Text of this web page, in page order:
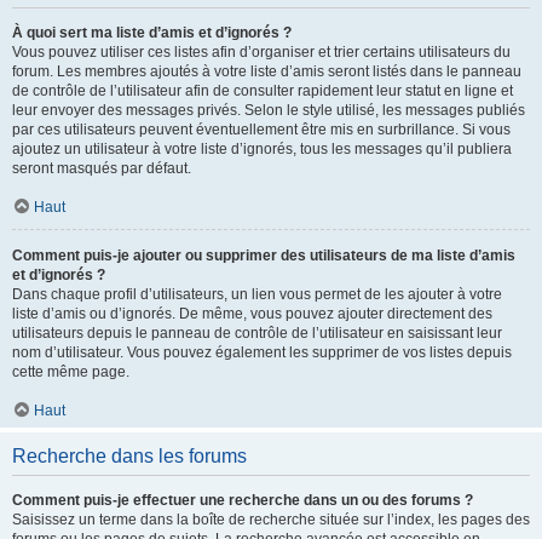
À quoi sert ma liste d’amis et d’ignorés ?
Vous pouvez utiliser ces listes afin d’organiser et trier certains utilisateurs du
forum. Les membres ajoutés à votre liste d’amis seront listés dans le panneau
de contrôle de l’utilisateur afin de consulter rapidement leur statut en ligne et
leur envoyer des messages privés. Selon le style utilisé, les messages publiés
par ces utilisateurs peuvent éventuellement être mis en surbrillance. Si vous
ajoutez un utilisateur à votre liste d’ignorés, tous les messages qu’il publiera
seront masqués par défaut.
Haut
Comment puis-je ajouter ou supprimer des utilisateurs de ma liste d’amis
et d’ignorés ?
Dans chaque profil d’utilisateurs, un lien vous permet de les ajouter à votre
liste d’amis ou d’ignorés. De même, vous pouvez ajouter directement des
utilisateurs depuis le panneau de contrôle de l’utilisateur en saisissant leur
nom d’utilisateur. Vous pouvez également les supprimer de vos listes depuis
cette même page.
Haut
Recherche dans les forums
Comment puis-je effectuer une recherche dans un ou des forums ?
Saisissez un terme dans la boîte de recherche située sur l’index, les pages des